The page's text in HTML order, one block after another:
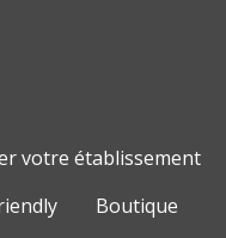
votre établissement
Boutique